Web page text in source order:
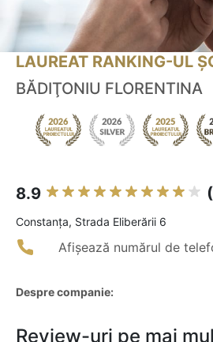
LAUREAT RANKING-UL
BĂDIŢONIU FLORENTINA
8.9
Constanţa, Strada Eliberării 6
Afișează numărul de
Despre companie:
Review-uri pe mai